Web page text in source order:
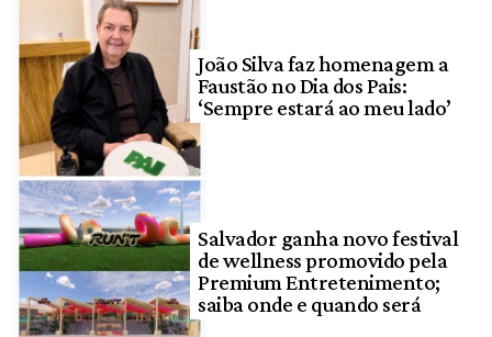
João Silva faz homenagem a
Faustão no Dia dos Pais:
‘Sempre estará ao meu lado’
Salvador ganha novo festival
de wellness promovido pela
Premium Entretenimento;
saiba onde e quando será